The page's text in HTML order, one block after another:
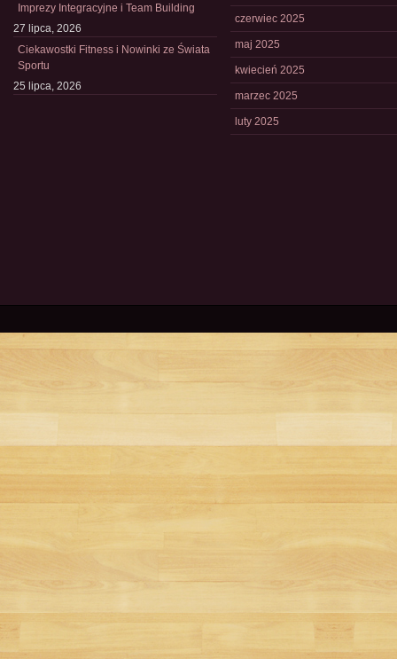
Imprezy Integracyjne i Team Building
27 lipca, 2026
Ciekawostki Fitness i Nowinki ze Świata
Sportu
25 lipca, 2026
czerwiec 2025
maj 2025
kwiecień 2025
marzec 2025
luty 2025